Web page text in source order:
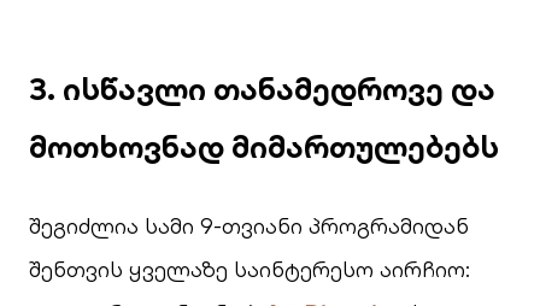
3. ისწავლი თანამედროვე და
მოთხოვნად მიმართულებებს
შეგიძლია სამი 9-თვიანი პროგრამიდან
შენთვის ყველაზე საინტერესო აირჩიო: